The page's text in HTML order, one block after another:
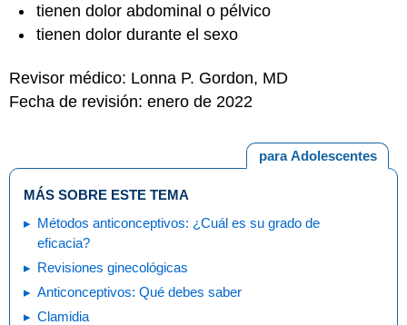
tienen dolor abdominal o pélvico
tienen dolor durante el sexo
Revisor médico: Lonna P. Gordon, MD
Fecha de revisión: enero de 2022
para Adolescentes
MÁS SOBRE ESTE TEMA
Métodos anticonceptivos: ¿Cuál es su grado de
eficacia?
Revisiones ginecológicas
Anticonceptivos: Qué debes saber
Clamidia